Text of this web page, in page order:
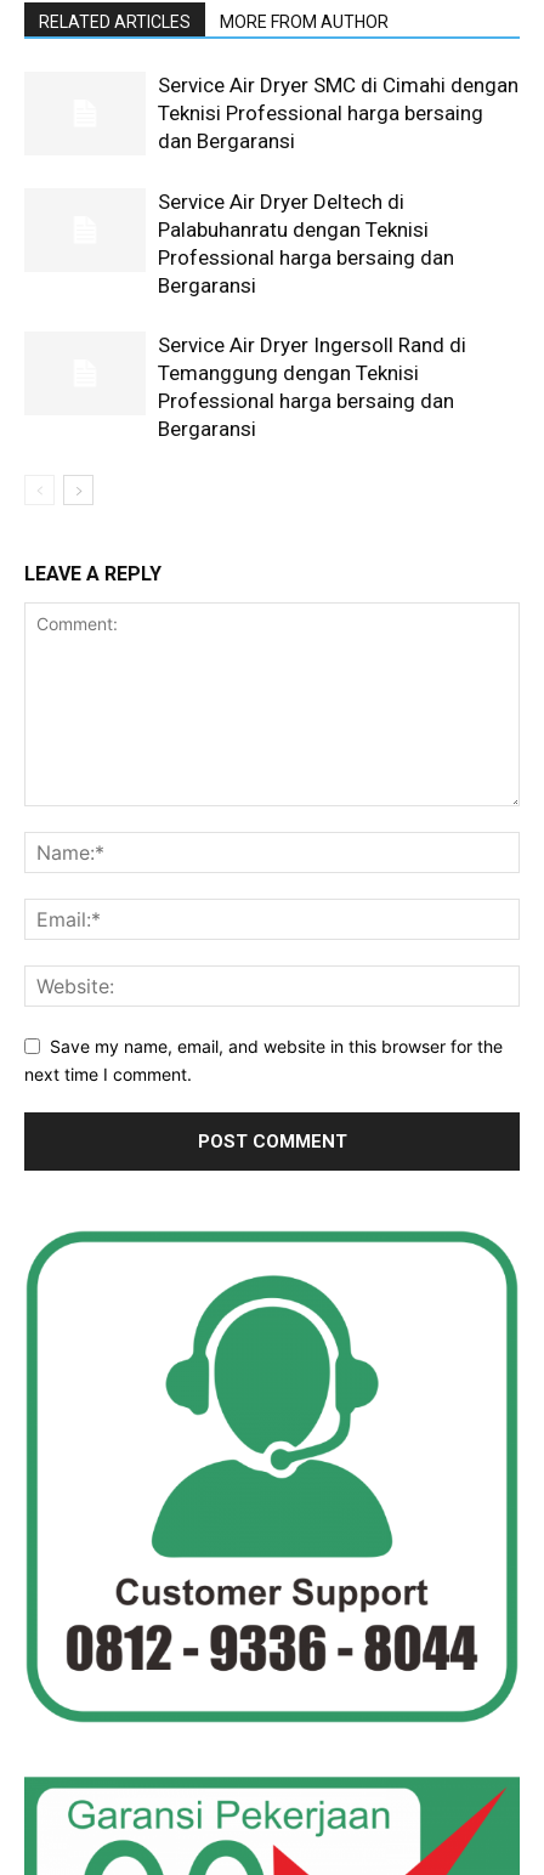
RELATED ARTICLES MORE FROM AUTHOR
Service Air Dryer SMC di Cimahi dengan
Teknisi Professional harga bersaing
dan Bergaransi
Service Air Dryer Deltech di
Palabuhanratu dengan Teknisi
Professional harga bersaing dan
Bergaransi
Service Air Dryer Ingersoll Rand di
Temanggung dengan Teknisi
Professional harga bersaing dan
Bergaransi
LEAVE A REPLY
Save my name, email, and website in this browser for the
next time I comment.